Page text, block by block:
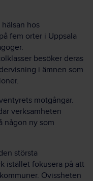
hos
fem orter i Uppsala
besöker deras
i ämnen som
motgångar.
verksamheten
någon ny som
största
istället fokusera på att
Ovissheten